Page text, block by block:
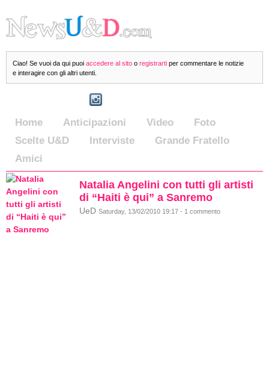
Ciao! Se vuoi da qui puoi accedere al sito o registrarti per commentare le notizie
e interagire con gli altri utenti.
Home Anticipazioni Video
Foto
Scelte U&D
Interviste
Grande Fratello
Amici
Natalia Angelini con tutti gli artisti
di “Haiti è qui” a Sanremo
UeD Saturday, 13/02/2010 19:17 - 1 commento